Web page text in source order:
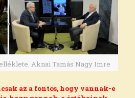
Aknai Tamás Nagy Imre
az a fontos, hogy vannak-e